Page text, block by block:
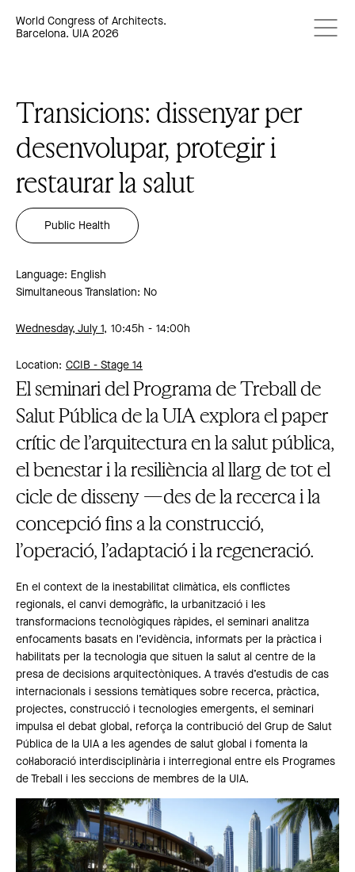
World Congress of Architects.
Barcelona. UIA 2026
Transicions: dissenyar per
desenvolupar, protegir i
restaurar la salut
Public Health
Language: English
Simultaneous Translation: No
Wednesday, July 1, 10:45h 14:00h
Location: CCIB - Stage 14
El seminari del Programa de Treball de
Salut Pública de la UIA explora el paper
crític de l’arquitectura en la salut pública,
el benestar i la resiliència al llarg de tot el
cicle de disseny —des de la recerca i la
concepció fins a la construcció,
l’operació, l’adaptació i la regeneració.
En el context de la inestabilitat climàtica, els conflictes
regionals, el canvi demogràfic, la urbanització i les
transformacions tecnològiques ràpides, el seminari analitza
enfocaments basats en l’evidència, informats per la pràctica i
habilitats per la tecnologia que situen la salut al centre de la
presa de decisions arquitectòniques. A través d’estudis de cas
internacionals i sessions temàtiques sobre recerca, pràctica,
projectes, construcció i tecnologies emergents, el seminari
impulsa el debat global, reforça la contribució del Grup de Salut
Pública de la UIA a les agendes de salut global i fomenta la
col·laboració interdisciplinària i interregional entre els Programes
de Treball i les seccions de membres de la UIA.